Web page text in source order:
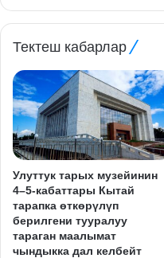
Тектеш кабарлар
Улуттук тарых музейинин
4–5-кабаттары Кытай
тарапка өткөрүлүп
берилгени тууралуу
тараган маалымат
чындыкка дал келбейт